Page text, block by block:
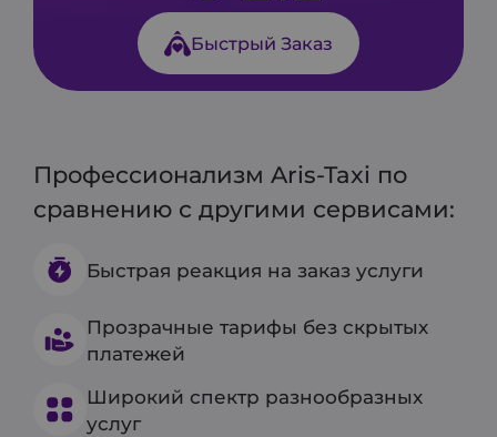
Быстрый Заказ
Профессионализм Aris-Taxi по
сравнению с другими сервисами:
Быстрая реакция на заказ услуги
Прозрачные тарифы без скрытых
платежей
Широкий спектр разнообразных
услуг